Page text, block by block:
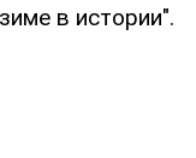
в истории".